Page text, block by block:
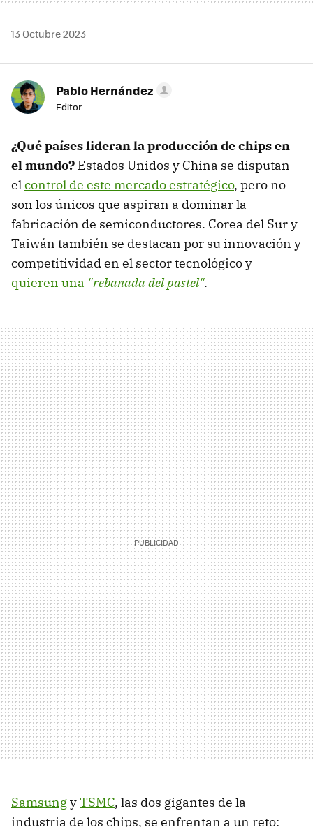
13 Octubre 2023
Pablo Hernández
Editor
¿Qué países lideran la producción de chips en
el mundo? Estados Unidos y China se disputan
elcontrol de este mercado estratégico, pero no
son los únicos que aspiran a dominar la
fabricación de semiconductores. Corea del Sur y
Taiwán también se destacan por su innovación y
competitividad en el sector tecnológico y
quieren una "rebanada del pastel".
SamsungyTSMC, las dos gigantes de la
industria de los chips, se enfrentan a un reto: